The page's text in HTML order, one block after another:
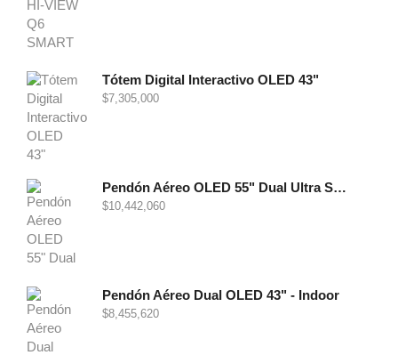
Tótem Digital Interactivo OLED 43"
$7,305,000
Pendón Aéreo OLED 55" Dual Ultra Slim - Indoor
$10,442,060
Pendón Aéreo Dual OLED 43" - Indoor
$8,455,620